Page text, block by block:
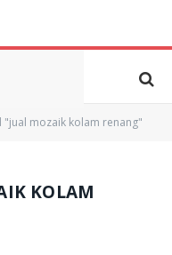
"jual mozaik kolam renang"
KOLAM